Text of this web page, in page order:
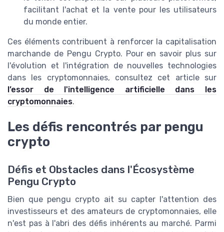
facilitant l'achat et la vente pour les utilisateurs
du monde entier.
Ces éléments contribuent à renforcer la capitalisation
marchande de Pengu Crypto. Pour en savoir plus sur
l'évolution et l'intégration de nouvelles technologies
dans les cryptomonnaies, consultez cet article sur
l’essor de l'intelligence artificielle dans les
cryptomonnaies.
Les défis rencontrés par pengu
crypto
Défis et Obstacles dans l'Écosystème
Pengu Crypto
Bien que pengu crypto ait su capter l'attention des
investisseurs et des amateurs de cryptomonnaies, elle
n'est pas à l'abri des défis inhérents au marché. Parmi